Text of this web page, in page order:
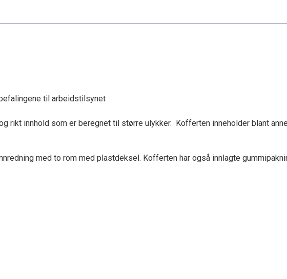
til arbeidstilsynet
rikt innhold som er beregnet til større ulykker. Kofferten inneholder blant
med to rom med plastdeksel. Kofferten har også innlagte